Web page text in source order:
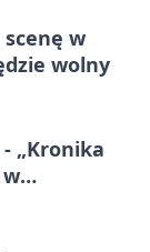
w
wolny
„Kronika